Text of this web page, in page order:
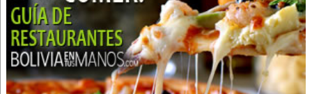
Cajas Fuertes
Sistemas de Seguridad